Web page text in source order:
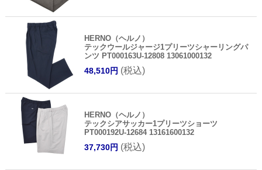
HERNO（ヘルノ）
テックウールジャージ1プリーツシャーリングパ
ンツ PT000163U-12808 13061000132
48,510円 (税込)
HERNO（ヘルノ）
テックシアサッカー1プリーツショーツ
PT000192U-12684 13161600132
37,730円 (税込)